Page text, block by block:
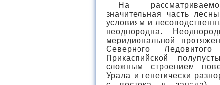
На
значительная часть
условиям и
неоднородна.
меридиональной
Северного
Прикаспийской
сложным строением
Урала и генетически